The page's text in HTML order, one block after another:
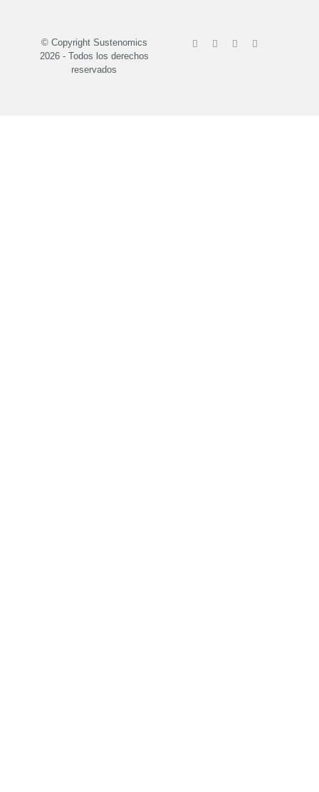
© Copyright Sustenomics
2026 - Todos los derechos
reservados